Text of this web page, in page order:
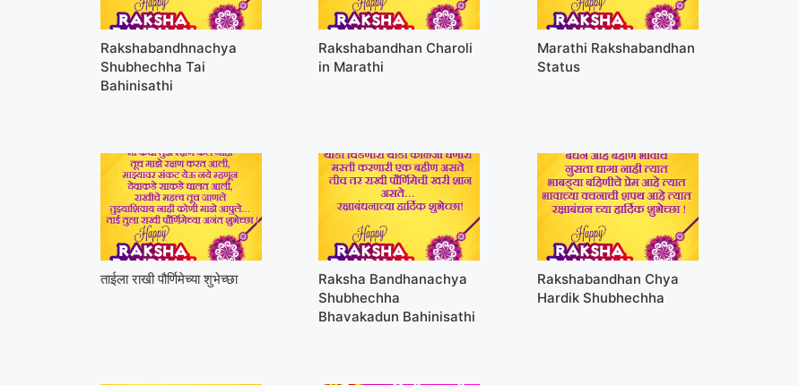
Rakshabandhnachya
Shubhechha Tai
Bahinisathi
Rakshabandhan Charoli
in Marathi
Marathi Rakshabandhan
Status
ताईला राखी पौर्णिमेच्या शुभेच्छा
Raksha Bandhanachya
Shubhechha
Bhavakadun Bahinisathi
Rakshabandhan Chya
Hardik Shubhechha